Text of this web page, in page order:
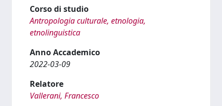
Corso di studio
Antropologia culturale, etnologia,
etnolinguistica
Anno Accademico
2022-03-09
Relatore
Vallerani, Francesco